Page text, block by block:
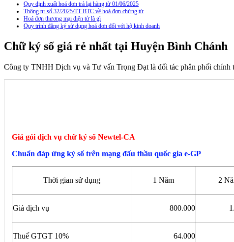
Quy định xuất hoá đơn trả lại hàng từ 01/06/2025
Thông tư số 32/2025/TT-BTC về hoá đơn chứng từ
Hoá đơn thương mại điện tử là gì
Quy trình đăng ký sử dụng hoá đơn đối với hộ kinh doanh
Chữ ký số giá rẻ nhất tại Huyện Bình Chánh
Công ty TNHH Dịch vụ và Tư vấn Trọng Đạt là đối tác phân phối
Giá gói dịch vụ chữ ký số Newtel-CA
Chuẩn đáp ứng ký số trên mạng đấu thầu quốc gia e-GP
Thời gian sử dụng 1 Năm 2
Giá dịch vụ 800.000
Thuế GTGT 10% 64.000